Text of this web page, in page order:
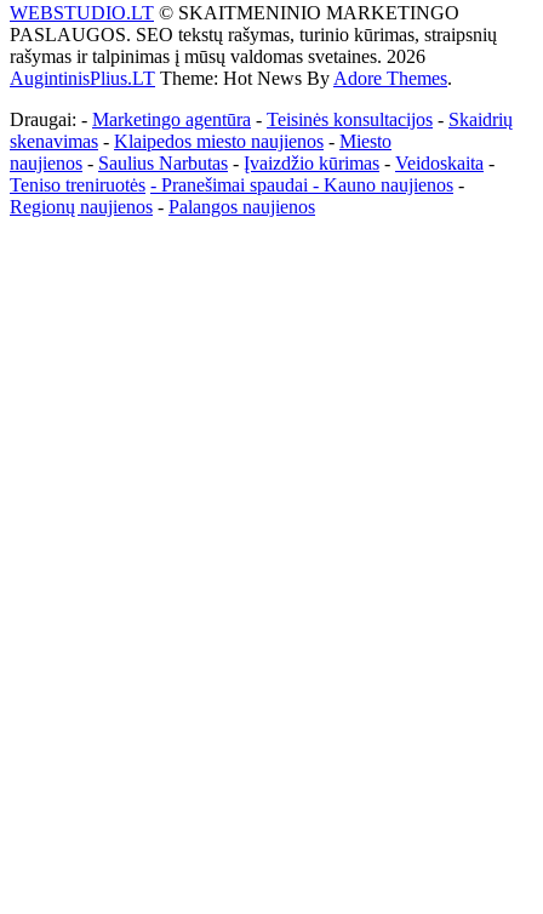
WEBSTUDIO.LT © SKAITMENINIO MARKETINGO
PASLAUGOS. SEO tekstų rašymas, turinio kūrimas, straipsnių
rašymas ir talpinimas į mūsų valdomas svetaines. 2026
AugintinisPlius.LT Theme: Hot News By Adore Themes.
Draugai: - Marketingo agentūra - Teisinės konsultacijos - Skaidrių
skenavimas - Klaipedos miesto naujienos - Miesto
naujienos - Saulius Narbutas - Įvaizdžio kūrimas - Veidoskaita -
Teniso treniruotės - Pranešimai spaudai - Kauno naujienos -
Regionų naujienos - Palangos naujienos